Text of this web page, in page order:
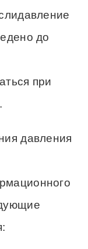
до
при
давления